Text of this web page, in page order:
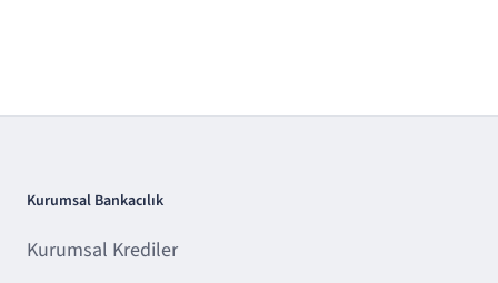
Kurumsal Bankacılık
Kurumsal Krediler